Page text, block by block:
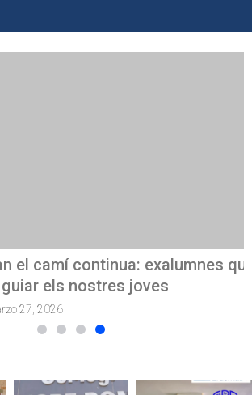
continua: exalumnes que tornen
joves